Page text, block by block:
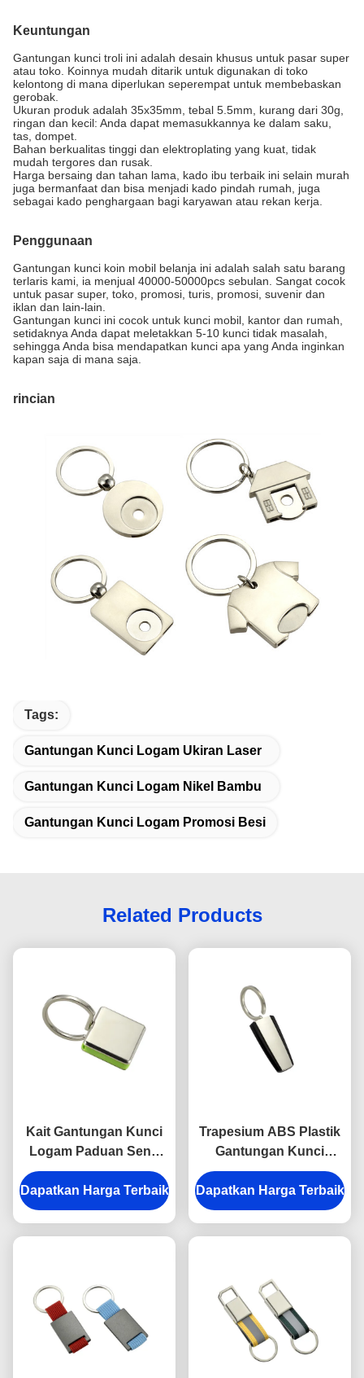
Keuntungan
Gantungan kunci troli ini adalah desain khusus untuk pasar super
atau toko. Koinnya mudah ditarik untuk digunakan di toko
kelontong di mana diperlukan seperempat untuk membebaskan
gerobak.
Ukuran produk adalah 35x35mm, tebal 5.5mm, kurang dari 30g,
ringan dan kecil: Anda dapat memasukkannya ke dalam saku,
tas, dompet.
Bahan berkualitas tinggi dan elektroplating yang kuat, tidak
mudah tergores dan rusak.
Harga bersaing dan tahan lama, kado ibu terbaik ini selain murah
juga bermanfaat dan bisa menjadi kado pindah rumah, juga
sebagai kado penghargaan bagi karyawan atau rekan kerja.
Penggunaan
Gantungan kunci koin mobil belanja ini adalah salah satu barang
terlaris kami, ia menjual 40000-50000pcs sebulan. Sangat cocok
untuk pasar super, toko, promosi, turis, promosi, suvenir dan
iklan dan lain-lain.
Gantungan kunci ini cocok untuk kunci mobil, kantor dan rumah,
setidaknya Anda dapat meletakkan 5-10 kunci tidak masalah,
sehingga Anda bisa mendapatkan kunci apa yang Anda inginkan
kapan saja di mana saja.
rincian
Tags:
Gantungan Kunci Logam Ukiran Laser
Gantungan Kunci Logam Nikel Bambu
Gantungan Kunci Logam Promosi Besi
Related Products
Kait Gantungan Kunci
Logam Paduan Seng
Gantungan Kunci Snap
Anti Karat Terukir
Gantungan Kunci
Dapatkan Harga Terbaik
Trapesium ABS Plastik
Gantungan Kunci
Logam Gantungan
Kunci Perak
Elektroplating
Dapatkan Harga Terbaik